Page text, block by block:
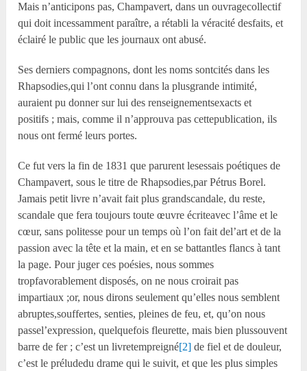
Mais n’anticipons pas, Champavert, dans un ouvragecollectif
qui doit incessamment paraître, a rétabli la véracité desfaits, et
éclairé le public que les journaux ont abusé.
Ses derniers compagnons, dont les noms sontcités dans les
Rhapsodies,qui l’ont connu dans la plusgrande intimité,
auraient pu donner sur lui des renseignementsexacts et
positifs ; mais, comme il n’approuva pas cettepublication, ils
nous ont fermé leurs portes.
Ce fut vers la fin de 1831 que parurent lesessais poétiques de
Champavert, sous le titre de Rhapsodies,par Pétrus Borel.
Jamais petit livre n’avait fait plus grandscandale, du reste,
scandale que fera toujours toute œuvre écriteavec l’âme et le
cœur, sans politesse pour un temps où l’on fait del’art et de la
passion avec la tête et la main, et en se battantles flancs à tant
la page. Pour juger ces poésies, nous sommes
tropfavorablement disposés, on ne nous croirait pas
impartiaux ;or, nous dirons seulement qu’elles nous semblent
abruptes,souffertes, senties, pleines de feu, et, qu’on nous
passel’expression, quelquefois fleurette, mais bien plussouvent
barre de fer ; c’est un livretempreigné[2] de fiel et de douleur,
c’est le préludedu drame qui le suivit, et que les plus simples